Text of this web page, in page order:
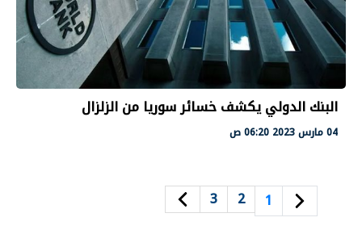
البنك الدولي يكشف خسائر سوريا من الزلزال
04 مارس 2023 06:20 ص
1
2
3